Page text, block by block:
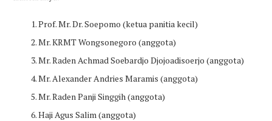
Prof. Mr. Dr. Soepomo (ketua panitia kecil)
Mr. KRMT Wongsonegoro (anggota)
Mr. Raden Achmad Soebardjo Djojoadisoerjo (anggota)
Mr. Alexander Andries Maramis (anggota)
Mr. Raden Panji Singgih (anggota)
Haji Agus Salim (anggota)